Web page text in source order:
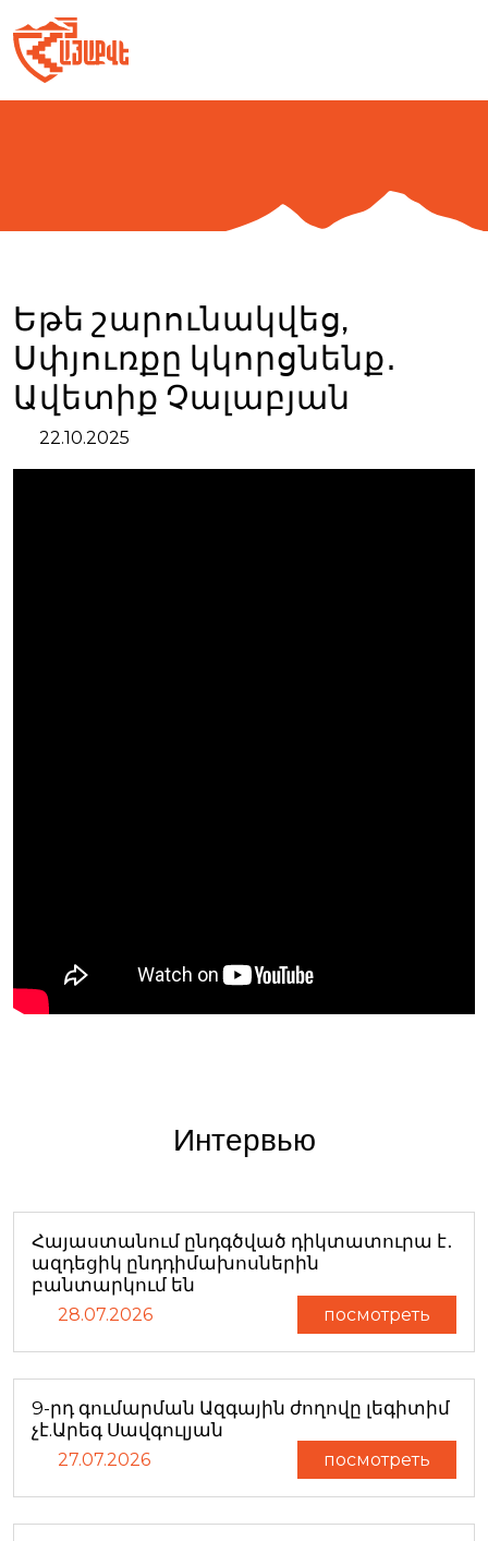
to
content
Եթե շարունակվեց,
Սփյուռքը կկորցնենք․
Ավետիք Չալաբյան
22.10.2025
Интервью
Հայաստանում ընդգծված դիկտատուրա է․
ազդեցիկ ընդդիմախոսներին
բանտարկում են
28.07.2026 посмотреть
9-րդ գումարման Ազգային ժողովը լեգիտիմ
չէ.Արեգ Սավգուլյան
27.07.2026 посмотреть